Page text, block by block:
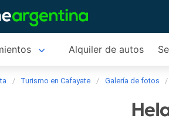
Alquiler de autos
Turismo en Cafayate Galería de fotos